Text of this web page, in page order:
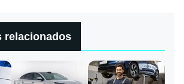
relacionados